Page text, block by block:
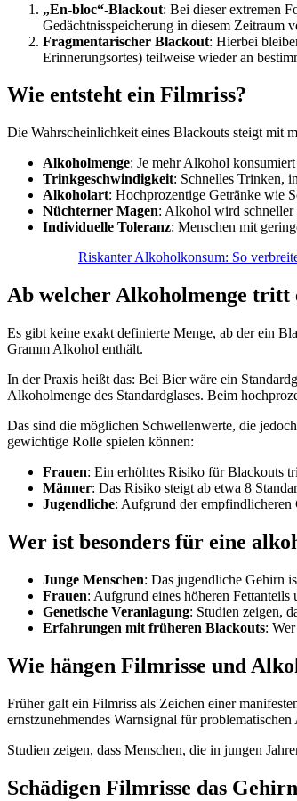
„En-bloc“-Blackout: Bei dieser extremen
Gedächtnisspeicherung in diesem Zeitraum
Fragmentarischer Blackout: Hierbei
Erinnerungsortes) teilweise wieder an
Wie entsteht ein Filmriss?
Die Wahrscheinlichkeit eines Blackouts steigt mit
Alkoholmenge: Je mehr Alkohol
Trinkgeschwindigkeit: Schnelles Trinken,
Alkoholart: Hochprozentige Getränke wie
Nüchterner Magen: Alkohol wird schneller
Individuelle Toleranz: Menschen mit
Riskanter Alkoholkonsum: So
Ab welcher Alkoholmenge tritt
Es gibt keine exakt definierte Menge, ab der ein
Gramm Alkohol enthält.
In der Praxis heißt das: Bei Bier wäre ein
Alkoholmenge des Standardglases. Beim
Das sind die möglichen Schwellenwerte, die
gewichtige Rolle spielen können:
Frauen: Ein erhöhtes Risiko für Blackouts
Männer: Das Risiko steigt ab etwa 8
Jugendliche: Aufgrund der empfindlicheren
Wer ist besonders für eine
Junge Menschen: Das jugendliche Gehirn
Frauen: Aufgrund eines höheren
Genetische Veranlagung: Studien zeigen,
Erfahrungen mit früheren Blackouts:
Wie hängen Filmrisse und
Früher galt ein Filmriss als Zeichen einer
ernstzunehmendes Warnsignal für
Studien zeigen, dass Menschen, die in jungen
Schädigen Filmrisse das